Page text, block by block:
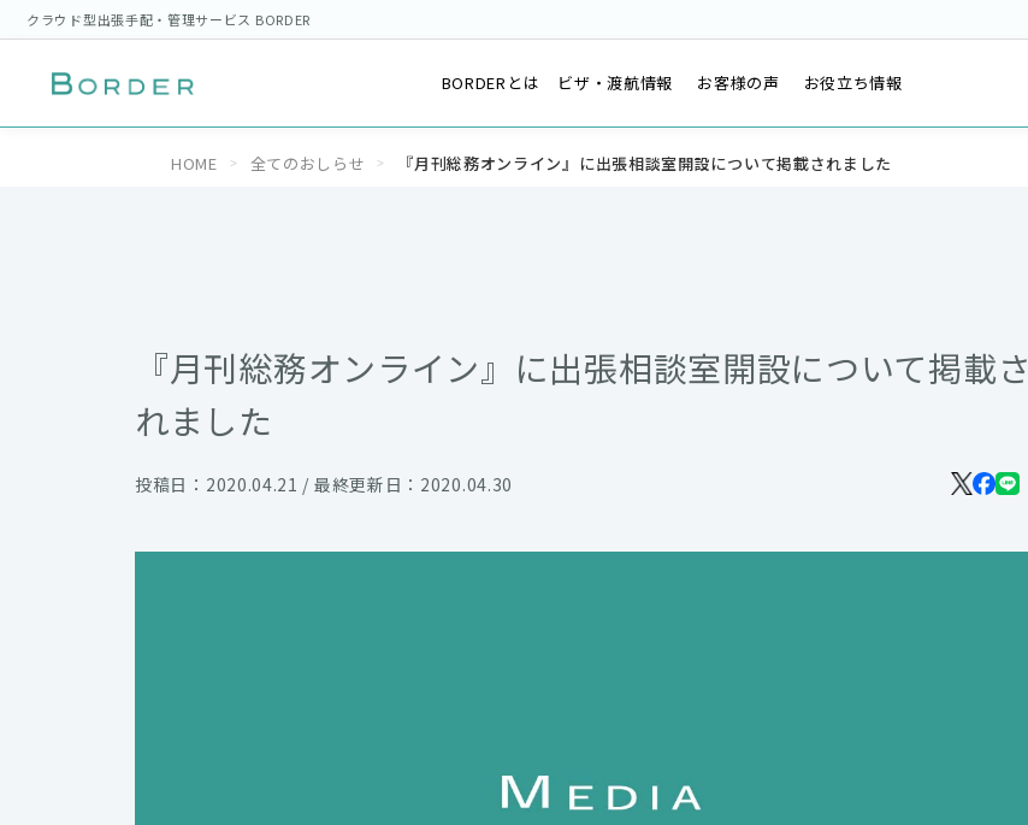
クラウド型出張手配・管理サービス BORDER
BORDERとは ビザ・渡航情報 お客様の声 お役立ち情報
HOME 全てのおしらせ 『月刊総務オンライン』に出張相談室開設について掲載されました
『月刊総務オンライン』に出張相談室開設について掲載さ
れました
投稿日：2020.04.21 / 最終更新日：2020.04.30